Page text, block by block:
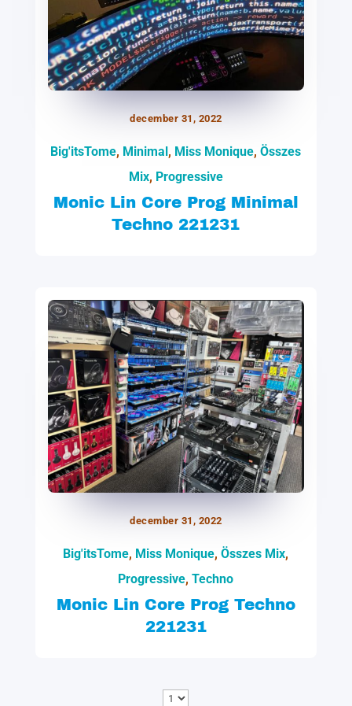
december 31, 2022
Big'itsTome, Minimal, Miss Monique,Összes
Mix, Progressive
Monic Lin Core Prog Minimal
Techno 221231
december 31, 2022
Big'itsTome, Miss Monique,Összes Mix,
Progressive,Techno
Monic Lin Core Prog Techno
221231